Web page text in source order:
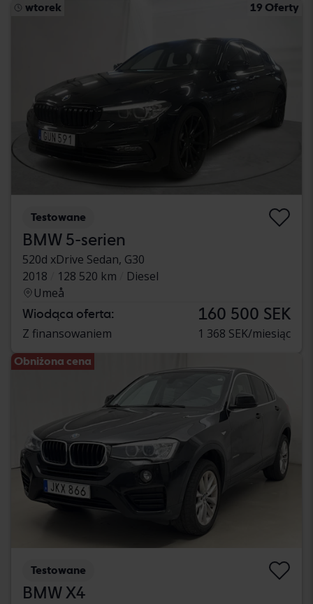
wtorek 19 Oferty
Testowane
BMW 5-serien
520d xDrive Sedan, G30
2018
128 520 km
Diesel
Umeå
Wiodąca oferta: 160 500 SEK
Z finansowaniem 1 368 SEK/miesiąc
Obniżona cena
Testowane
BMW X4